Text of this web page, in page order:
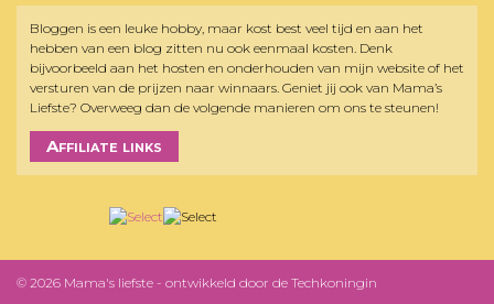
Bloggen is een leuke hobby, maar kost best veel tijd en aan het
hebben van een blog zitten nu ook eenmaal kosten. Denk
bijvoorbeeld aan het hosten en onderhouden van mijn website of het
versturen van de prijzen naar winnaars. Geniet jij ook van Mama’s
Liefste? Overweeg dan de volgende manieren om ons te steunen!
Affiliate links
© 2026 Mama's liefste - ontwikkeld door de Techkoningin